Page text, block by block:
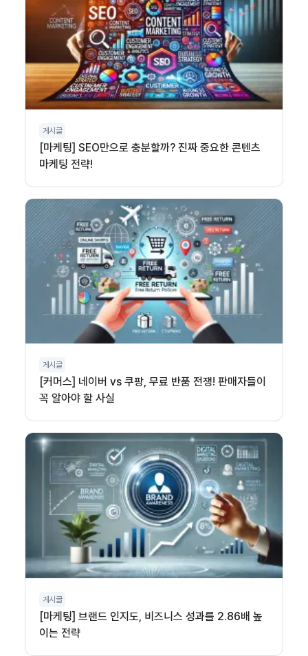
게시글
[마케팅] SEO만으로 충분할까? 진짜 중요한 콘텐츠
마케팅 전략!
게시글
[커머스] 네이버 vs 쿠팡, 무료 반품 전쟁! 판매자들이
꼭 알아야 할 사실
게시글
[마케팅] 브랜드 인지도, 비즈니스 성과를 2.86배 높
이는 전략